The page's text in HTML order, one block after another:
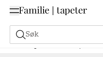
Søk
Maling Bestill basert på NCS